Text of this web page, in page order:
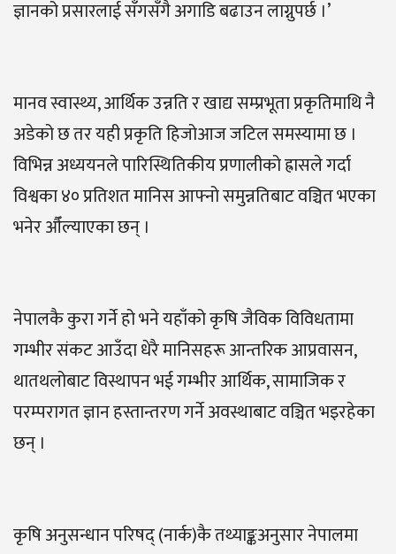
ज्ञानको प्रसारलाई सँगसँगै अगाडि बढाउन लाग्नुपर्छ ।’
मानव स्वास्थ्य, आर्थिक उन्नति र खाद्य सम्प्रभूता प्रकृतिमाथि नै
अडेको छ तर यही प्रकृति हिजोआज जटिल समस्यामा छ ।
विभिन्न अध्ययनले पारिस्थितिकीय प्रणालीको ह्रासले गर्दा
विश्वका ४० प्रतिशत मानिस आफ्नो समुन्नतिबाट वञ्चित भएका
भनेर औँल्याएका छन् ।
नेपालकै कुरा गर्ने हो भने यहाँको कृषि जैविक विविधतामा
गम्भीर संकट आउँदा धेरै मानिसहरू आन्तरिक आप्रवासन,
थातथलोबाट विस्थापन भई गम्भीर आर्थिक, सामाजिक र
परम्परागत ज्ञान हस्तान्तरण गर्ने अवस्थाबाट वञ्चित भइरहेका
छन् ।
कृषि अनुसन्धान परिषद् (नार्क)कै तथ्याङ्कअनुसार नेपालमा